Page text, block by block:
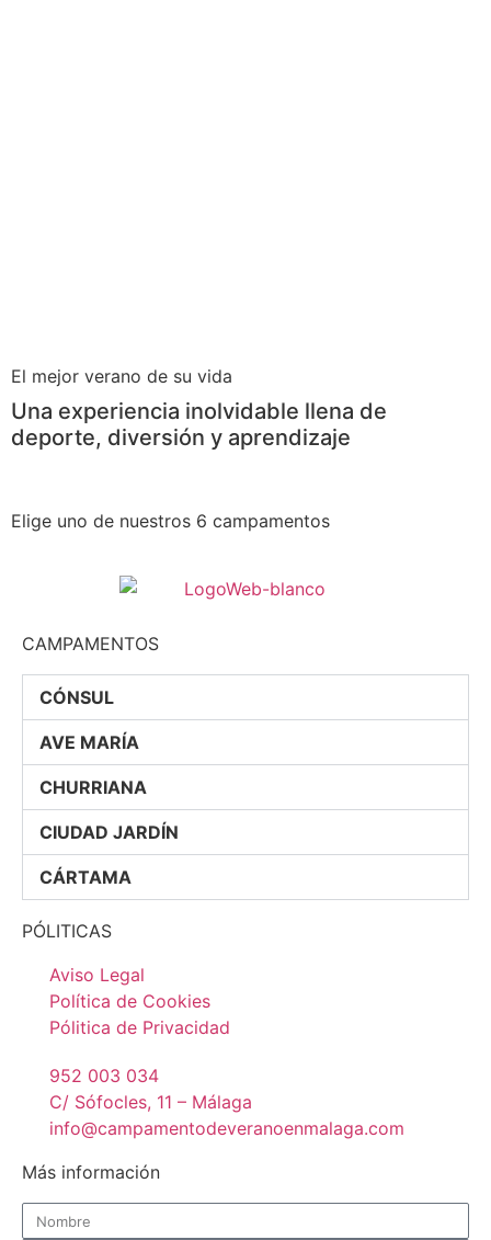
El mejor verano de su vida
Una experiencia inolvidable llena de
deporte, diversión y aprendizaje
Elige uno de nuestros 6 campamentos
CAMPAMENTOS
CÓNSUL
AVE MARÍA
CHURRIANA
CIUDAD JARDÍN
CÁRTAMA
PÓLITICAS
Aviso Legal
Política de Cookies
Pólitica de Privacidad
952 003 034
C/ Sófocles, 11 – Málaga
info@campamentodeveranoenmalaga.com
Más información